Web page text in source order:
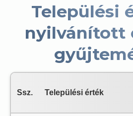
Települési
nyilvánított
Ssz. Települési érték